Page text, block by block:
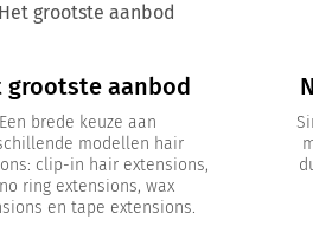
grootste aanbod
Een brede keuze aan
modellen hair
clip-in hair extensions,
ring extensions, wax
en tape extensions.